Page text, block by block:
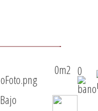
0m2 0
Bajo